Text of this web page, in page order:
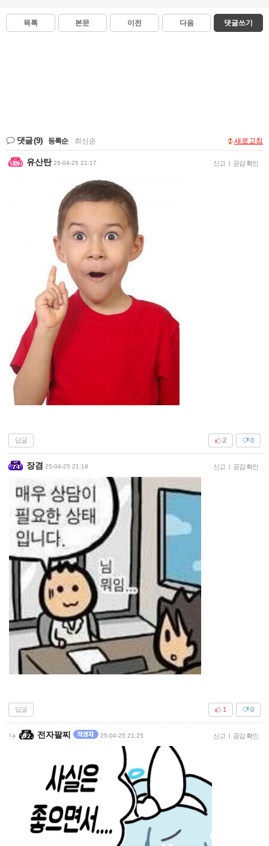
목록 본문 이전 다음 댓글쓰기
댓글(9) 등록순 최신순 새로고침
유산탄 25-04-25 21:17 신고 | 공감 확인
답글 0
2
장겸 25-04-25 21:18 신고 | 공감 확인
답글 0
1
전자팔찌 25-04-25 21:25 신고 | 공감 확인